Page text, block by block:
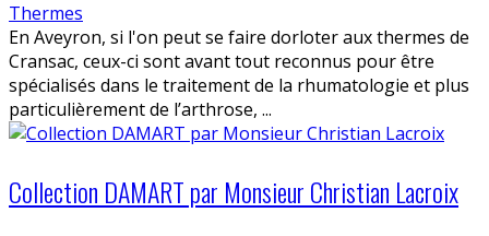
Thermes
En Aveyron, si l'on peut se faire dorloter aux thermes de
Cransac, ceux-ci sont avant tout reconnus pour être
spécialisés dans le traitement de la rhumatologie et plus
particulièrement de l’arthrose, ...
Collection DAMART par Monsieur Christian Lacroix